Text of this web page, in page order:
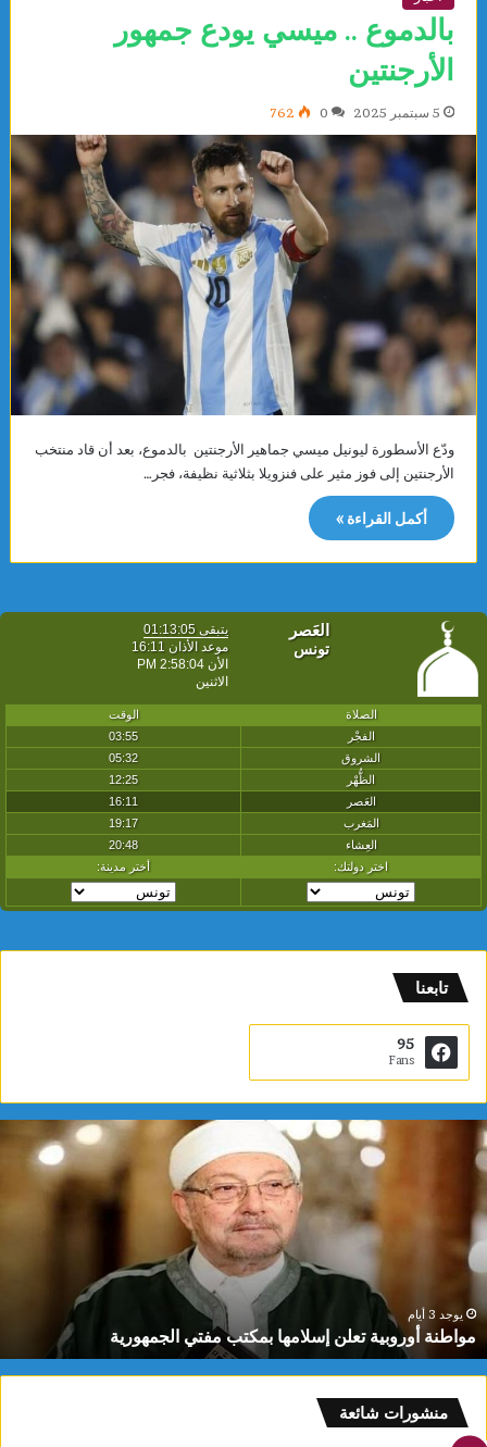
بالدموع .. ميسي يودع جمهور
الأرجنتين
5 سبتمبر 2025 0
762
ودّع الأسطورة ليونيل ميسي جماهير الأرجنتين بالدموع، بعد أن قاد منتخب
الأرجنتين إلى فوز مثير على فنزويلا بثلاثية نظيفة، فجر…
أكمل القراءة »
تابعنا
95
Fans
م
و
ا
ط
ن
ة
ر
ب
ي
يوجد 3 أيام
مواطنة أوروبية تعلن إسلامها بمكتب مفتي الجمهورية
منشورات شائعة